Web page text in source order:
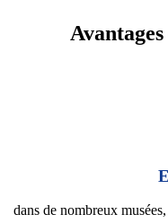
dans de nombreux